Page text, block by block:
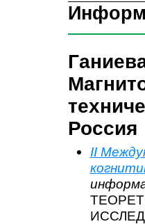
Россия
II